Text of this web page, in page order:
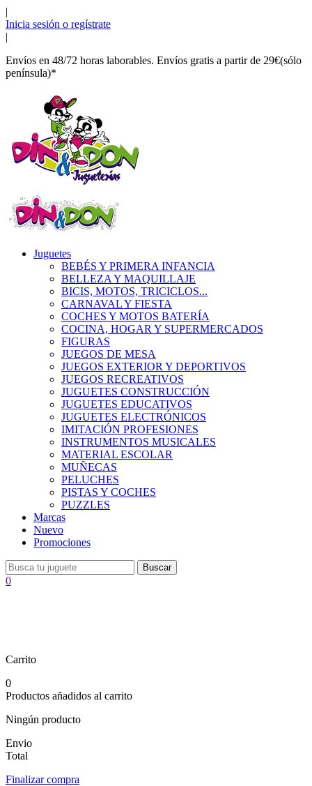
|
Inicia sesión o regístrate
|
Envíos en 48/72 horas laborables. Envíos gratis a partir de 29€(sólo
península)*
Juguetes
BEBÉS Y PRIMERA INFANCIA
BELLEZA Y MAQUILLAJE
BICIS, MOTOS, TRICICLOS...
CARNAVAL Y FIESTA
COCHES Y MOTOS BATERÍA
COCINA, HOGAR Y SUPERMERCADOS
FIGURAS
JUEGOS DE MESA
JUEGOS EXTERIOR Y DEPORTIVOS
JUEGOS RECREATIVOS
JUGUETES CONSTRUCCIÓN
JUGUETES EDUCATIVOS
JUGUETES ELECTRÓNICOS
IMITACIÓN PROFESIONES
INSTRUMENTOS MUSICALES
MATERIAL ESCOLAR
MUÑECAS
PELUCHES
PISTAS Y COCHES
PUZZLES
Marcas
Nuevo
Promociones
Buscar
0
Carrito
0
Productos añadidos al carrito
Ningún producto
Envio
Total
Finalizar compra